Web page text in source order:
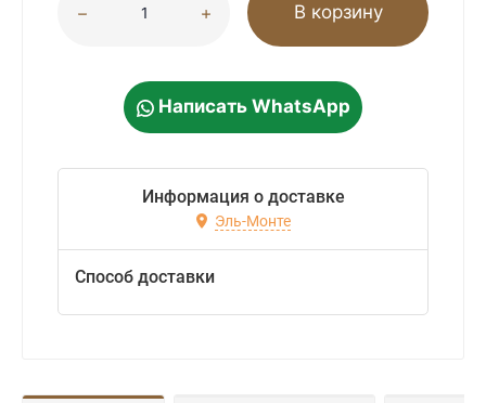
В корзину
Написать WhatsApp
Информация о доставке
Эль-Монте
Способ доставки